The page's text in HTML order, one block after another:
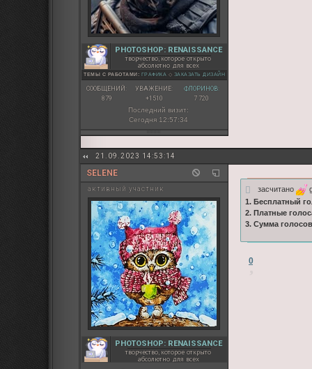
PHOTOSHOP: RENAISSANCE
творчество, которое открыто
абсолютно для всех
ТЕМЫ С РАБОТАМИ: ГРАФИКА ◇ ЗАКАЗАТЬ ДИЗАЙН
СООБЩЕНИЙ:
879
УВАЖЕНИЕ:
+1510
ФЛОРИНОВ:
7 720
Последний визит:
Сегодня 12:57:34
21.09.2023 14:53:14
SELENE
активный участник
PHOTOSHOP: RENAISSANCE
творчество, которое открыто
абсолютно для всех
засчитано
1. Бесплатный
2. Платные
3. Сумма
0